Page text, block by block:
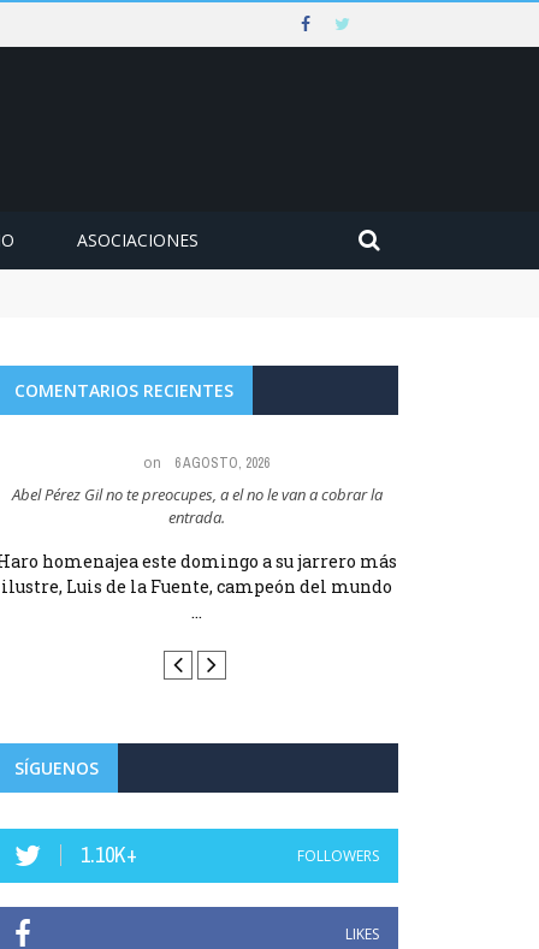
ASOCIACIONES
COMENTARIOS RECIENTES
on 6 AGOSTO, 2026
Abel Pérez Gil no te preocupes, a el no le van a cobrar la
entrada.
homenajea este domingo a su jarrero más
ilustre, Luis de la Fuente, campeón del mundo
...
SÍGUENOS
1.10K+ FOLLOWERS
LIKES